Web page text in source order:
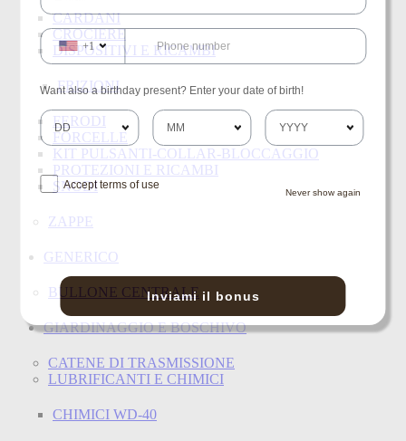
CARDANI
CROCIERE
DISPOSITIVI E RICAMBI
FRIZIONI
FERODI
FORCELLE
KIT PULSANTI-COLLAR-BLOCCAGGIO
PROTEZIONI E RICAMBI
SNODI
ZAPPE
GENERICO
BULLONE CENTRALE
GIARDINAGGIO E BOSCHIVO
CATENE DI TRASMISSIONE
LUBRIFICANTI E CHIMICI
CHIMICI WD-40
+1
Want also a birthday present? Enter your date of birth!
Accept terms of use
Never show again
Inviami il bonus